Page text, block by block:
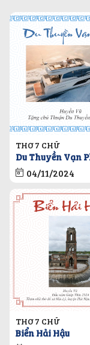
THƠ 7 CHỮ
Du Thuyền Vạn
04/11/2024
THƠ 7 CHỮ
Biển Hải Hậu